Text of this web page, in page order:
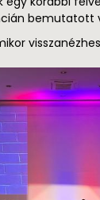
bemutatott